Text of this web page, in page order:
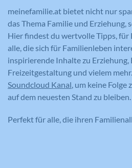
meinefamilie.at bietet nicht nur
das Thema Familie und Erziehung,
Hier findest du wertvolle Tipps,
alle, die sich für Familienleben
inspirierende Inhalte zu Erziehung,
Freizeitgestaltung und vielem
Soundcloud Kanal, um keine Folge
auf dem neuesten Stand zu bleiben.
Perfekt für alle, die ihren